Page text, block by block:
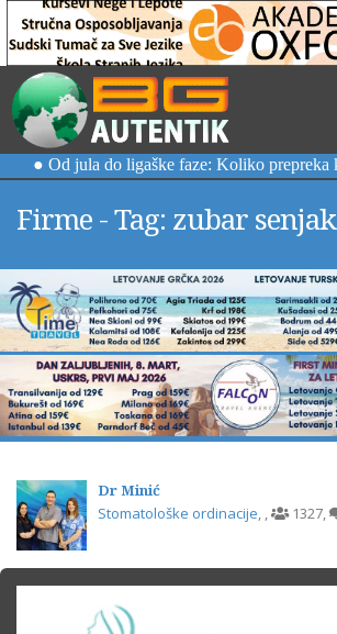
Firme - Tag: zubar senjak
Dr Minić
Stomatološke ordinacije, , 1327,